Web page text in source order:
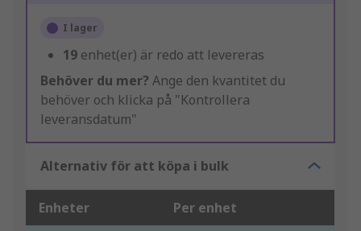
I lager
19 enhet(er) är redo att levereras
Behöver du mer? Ange den kvantitet du
behöver och klicka på "Kontrollera
leveransdatum"
Alternativ för att köpa i bulk
Enheter Per enhet